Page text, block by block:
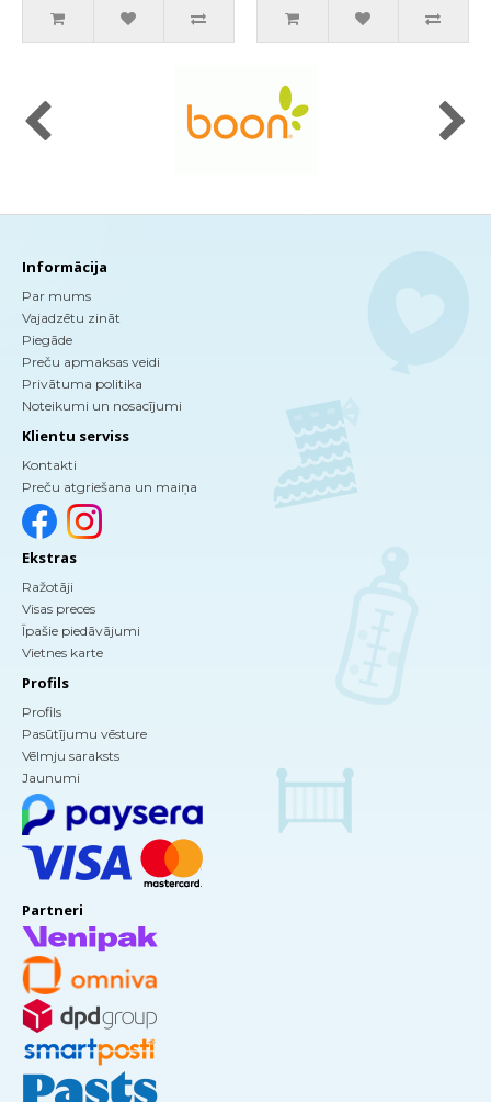
Informācija
Par mums
Vajadzētu zināt
Piegāde
Preču apmaksas veidi
Privātuma politika
Noteikumi un nosacījumi
Klientu serviss
Kontakti
Preču atgriešana un maiņa
Ekstras
Ražotāji
Visas preces
Īpašie piedāvājumi
Vietnes karte
Profils
Profils
Pasūtījumu vēsture
Vēlmju saraksts
Jaunumi
Partneri